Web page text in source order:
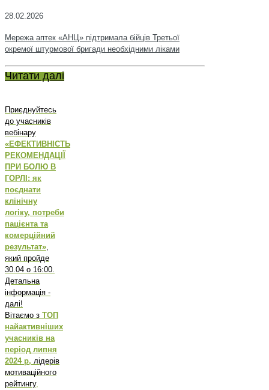
28.02.2026
Мережа аптек «АНЦ» підтримала бійців Третьої
окремої штурмової бригади необхідними ліками
Читати далі
Приєднуйтесь
до учасників
вебінару
«ЕФЕКТИВНІСТЬ
РЕКОМЕНДАЦІЇ
ПРИ БОЛЮ В
ГОРЛІ: як
поєднати
клінічну
логіку, потреби
пацієнта та
комерційний
результат»,
який пройде
30.04 о 16:00.
Детальна
інформація -
далі!
Вітаємо з ТОП
найактивніших
учасників на
період липня
2024 р, лідерів
мотиваційного
рейтингу,